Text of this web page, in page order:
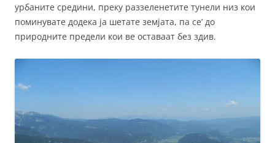
урбаните средини, преку раззеленетите тунели низ кои
поминувате додека ја шетате земјата, па се’ до
природните предели кои ве оставаат без здив.